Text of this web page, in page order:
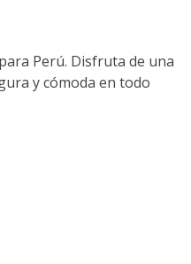
Perú. Disfruta de una
y cómoda en todo